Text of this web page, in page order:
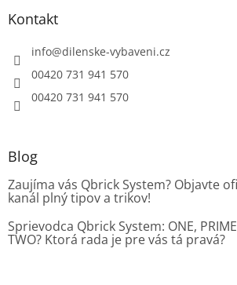
Kontakt
info@dilenske-vybaveni.cz
00420 731 941 570
00420 731 941 570
Blog
Zaujíma vás Qbrick System? Objavte
kanál plný tipov a trikov!
Sprievodca Qbrick System: ONE,
TWO? Ktorá rada je pre vás tá pravá?